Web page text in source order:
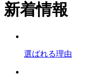
新着情報
選ばれる理由